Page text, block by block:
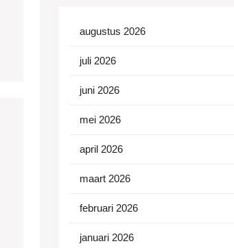
augustus 2026
juli 2026
juni 2026
mei 2026
april 2026
maart 2026
februari 2026
januari 2026